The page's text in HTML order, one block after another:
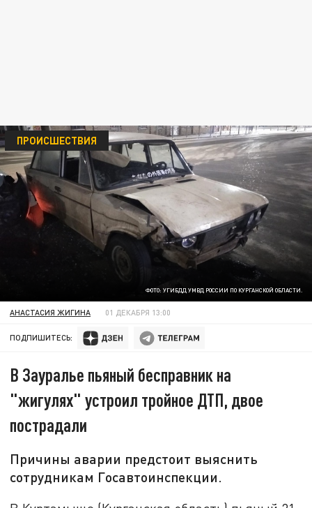
ФОТО: УГИБДД УМВД РОССИИ ПО КУРГАНСКОЙ ОБЛАСТИ.
ПРОИСШЕСТВИЯ
АНАСТАСИЯ ЖИГИНА 01 ДЕКАБРЯ 13:00
ПОДПИШИТЕСЬ:
В Зауралье пьяный бесправник на
"жигулях" устроил тройное ДТП, двое
пострадали
Причины аварии предстоит выяснить
сотрудникам Госавтоинспекции.